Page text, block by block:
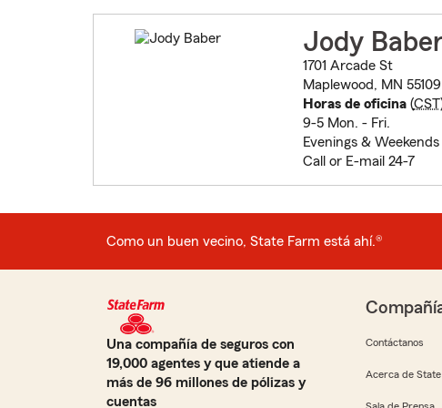
Jody
1701 Arcade St
Maplewood, MN 55109
Horas de oficina(CST
9-5 Mon. - Fri.
Evenings &
Call or E-mail 24-7
Como un buen vecino, State Farm está ahí.®
Una compañía de seguros con
19,000 agentes y que atiende a
más de 96 millones de pólizas y
cuentas
Contáctanos
Acerca de